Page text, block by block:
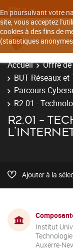
En poursuivant votre
site, vous acceptez
cookies à des fins de
(statistiques
Aller à
Accueil Offre
BUT Réseaux
Parcours
R2.01 -
R2.01 -
Ajouter à la
Institut
Auxerre-